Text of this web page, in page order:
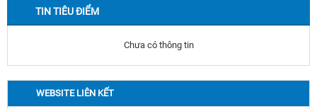
TIN TIÊU ĐIỂM
Chưa có thông tin
WEBSITE LIÊN KẾT